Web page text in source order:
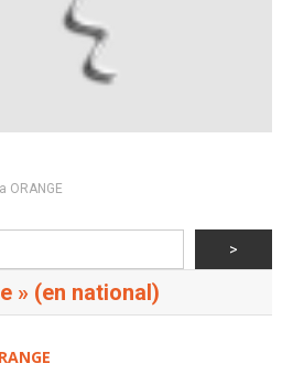
ORANGE
>
» (en national)